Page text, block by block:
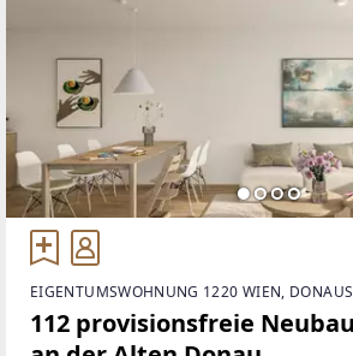
EIGENTUMSWOHNUNG 1220 WIEN,
112 provisionsfreie